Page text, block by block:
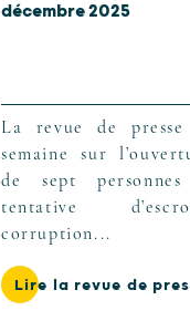
décembre 2025
La revue de
semaine sur
de sept personnes
tentative
corruption...
Lire la revue de